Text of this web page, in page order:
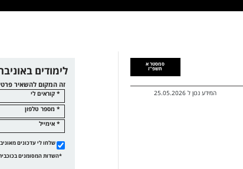
סמסטר א
תשפ"ז
המידע נכון ל 25.05.2026
לימודים
זה המקום להשאיר
* קוראים לי
* מספר טלפון
* אימייל
שלחו לי עדכונים
*השדות המסומנים